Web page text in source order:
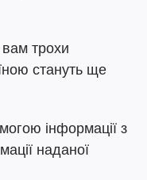
трохи
стануть ще
інформації з
наданої